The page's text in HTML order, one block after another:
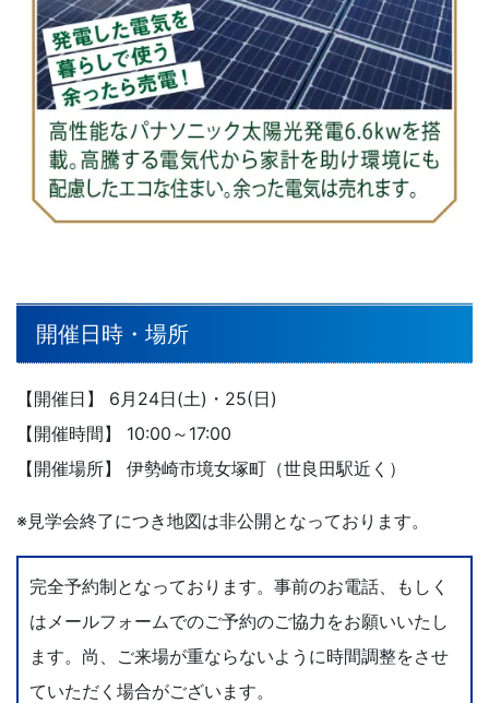
開催日時・場所
【開催日】 6月24日(土)・25(日)
【開催時間】 10:00～17:00
【開催場所】 伊勢崎市境女塚町（世良田駅近く）
※見学会終了につき地図は非公開となっております。
完全予約制となっております。事前のお電話、もしく
はメールフォームでのご予約のご協力をお願いいたし
ます。尚、ご来場が重ならないように時間調整をさせ
ていただく場合がございます。